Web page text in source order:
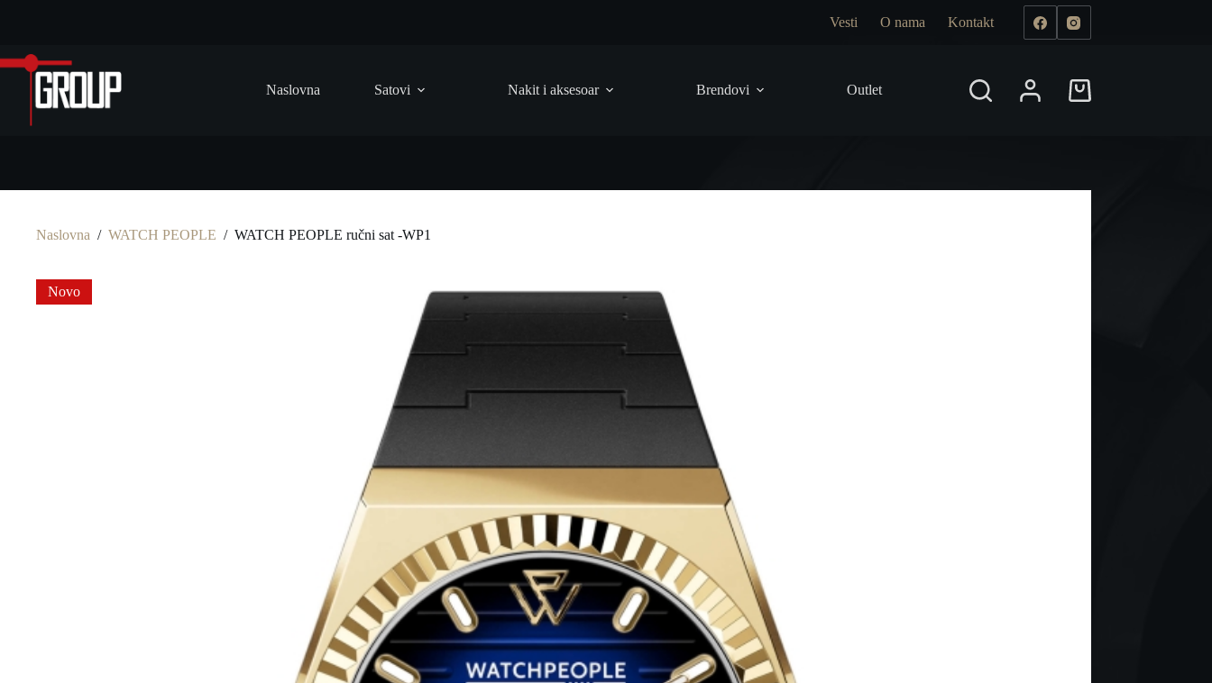
Vesti O nama Kontakt
Naslovna Satovi Nakit i aksesoar Brendovi Outlet Prodajna mesta
Shopping
Naslovna / WATCH PEOPLE / WATCH PEOPLE ručni sat -WP1
Novo